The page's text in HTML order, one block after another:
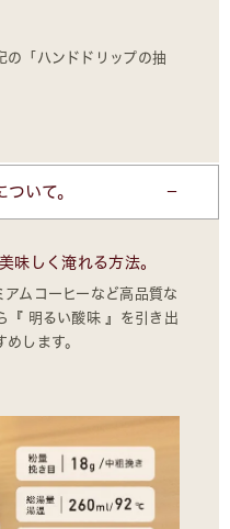
の「ハンドドリップの抽
いて。
味しく淹れる方法。
ムコーヒーなど高品質な
『 明るい酸味 』を引き出
します。